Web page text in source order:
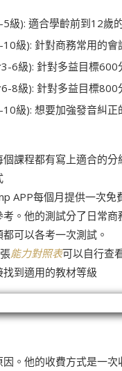
級): 適合學齡前到12歲
級): 針對商務常用的會
6級): 針對多益目標600
8級): 針對多益目標800
級): 想要加強發音糾正
課程都有寫上適合的分
APP每個月提供一次免
。他的測試分了日常商
可以各考一次測試。
能力對照表可以自行查
到適用的教材等級
。他的收費方式是一次